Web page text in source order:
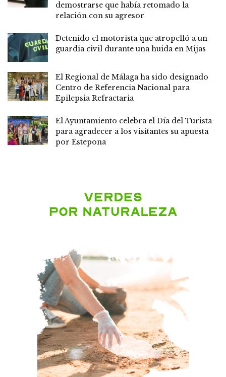
demostrarse que había retomado la
relación con su agresor
Detenido el motorista que atropelló a un
guardia civil durante una huida en Mijas
El Regional de Málaga ha sido designado
Centro de Referencia Nacional para
Epilepsia Refractaria
El Ayuntamiento celebra el Día del Turista
para agradecer a los visitantes su apuesta
por Estepona